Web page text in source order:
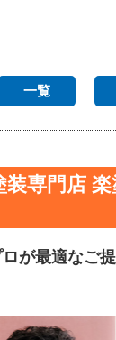
一覧
専門店
が最適なご